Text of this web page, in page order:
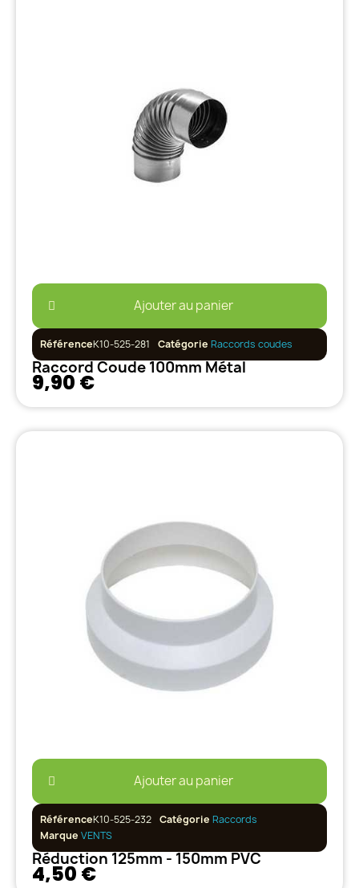
Ajouter au panier
RéférenceK10-525-281 Catégorie Raccords coudes
Raccord Coude 100mm Métal
9,90 €
Ajouter au panier
RéférenceK10-525-232 Catégorie Raccords
Marque VENTS
Réduction 125mm - 150mm PVC
4,50 €